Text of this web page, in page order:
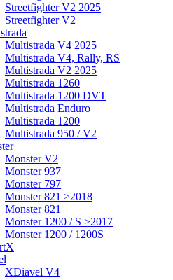
Streetfighter V2 2025
Streetfighter V2
Multistrada V4 2025
Multistrada V4, Rally, RS
Multistrada V2 2025
Multistrada 1260
Multistrada 1200 DVT
Multistrada Enduro
Multistrada 1200
Multistrada 950 / V2
Monster V2
Monster 937
Monster 797
Monster 821 >2018
Monster 821
Monster 1200 / S >2017
Monster 1200 / 1200S
XDiavel V4